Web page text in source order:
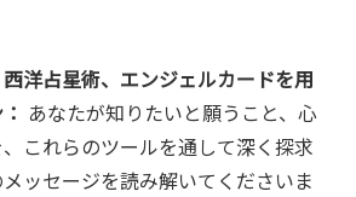
洋占星術、エンジェルカードを用
あなたが知りたいと願うこと、心
これらのツールを通して深く探求
ッセージを読み解いてくださいま